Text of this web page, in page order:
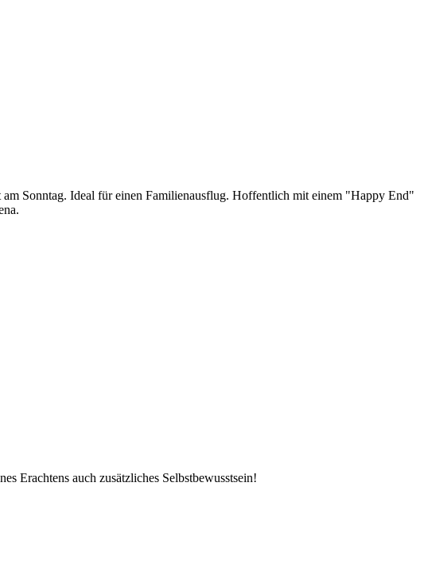
Sonntag. Ideal für einen Familienausflug. Hoffentlich mit einem "Happy End"
Erachtens auch zusätzliches Selbstbewusstsein!